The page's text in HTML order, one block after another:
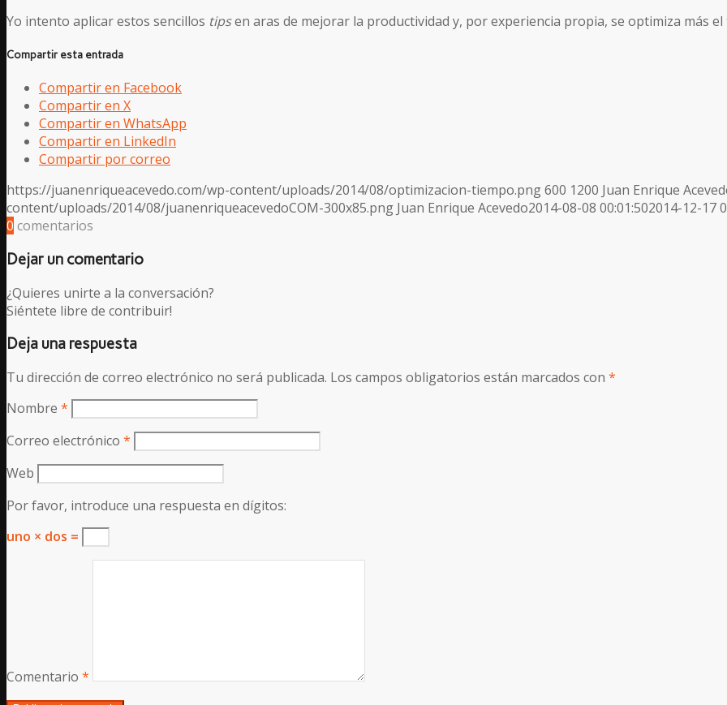
Yo intento aplicar estos sencillos tipsen aras de mejorar la productividad y, por experiencia propia, se optimiza más el
Compartir esta entrada
Compartir en Facebook
Compartir en X
Compartir en WhatsApp
Compartir en LinkedIn
Compartir por correo
https://juanenriqueacevedo.com/wp-content/uploads/2014/08/optimizacion-tiempo.png600 1200 Juan Enrique
content/uploads/2014/08/juanenriqueacevedoCOM-300x85.png Juan Enrique Acevedo2014-08-08 00:01:502014-12-17
0 comentarios
Dejar un comentario
¿Quieres unirte a la conversación?
Siéntete libre de contribuir!
Deja una respuesta
Tu dirección de correo electrónico no será publicada. Los campos obligatorios están marcados con *
Nombre *
Correo electrónico *
Web
Por favor, introduce una respuesta en dígitos:
uno × dos =
Comentario *